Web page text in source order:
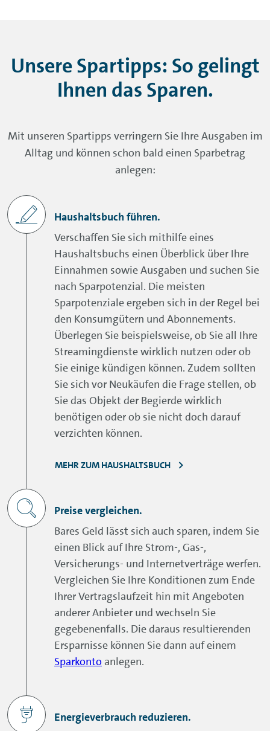
Unsere Spartipps: So gelingt
Ihnen das Sparen.
Mit unseren Spartipps verringern Sie Ihre Ausgaben im
Alltag und können schon bald einen Sparbetrag
anlegen:
Haushaltsbuch führen.
Verschaffen Sie sich mithilfe eines
Haushaltsbuchs einen Überblick über Ihre
Einnahmen sowie Ausgaben und suchen Sie
nach Sparpotenzial. Die meisten
Sparpotenziale ergeben sich in der Regel bei
den Konsumgütern und Abonnements.
Überlegen Sie beispielsweise, ob Sie all Ihre
Streamingdienste wirklich nutzen oder ob
Sie einige kündigen können. Zudem sollten
Sie sich vor Neukäufen die Frage stellen, ob
Sie das Objekt der Begierde wirklich
benötigen oder ob sie nicht doch darauf
verzichten können.
MEHR ZUM HAUSHALTSBUCH
Preise vergleichen.
Bares Geld lässt sich auch sparen, indem Sie
einen Blick auf Ihre Strom-, Gas-,
Versicherungs- und Internetverträge werfen.
Vergleichen Sie Ihre Konditionen zum Ende
Ihrer Vertragslaufzeit hin mit Angeboten
anderer Anbieter und wechseln Sie
gegebenenfalls. Die daraus resultierenden
Ersparnisse können Sie dann auf einem
Sparkonto anlegen.
Energieverbrauch reduzieren.